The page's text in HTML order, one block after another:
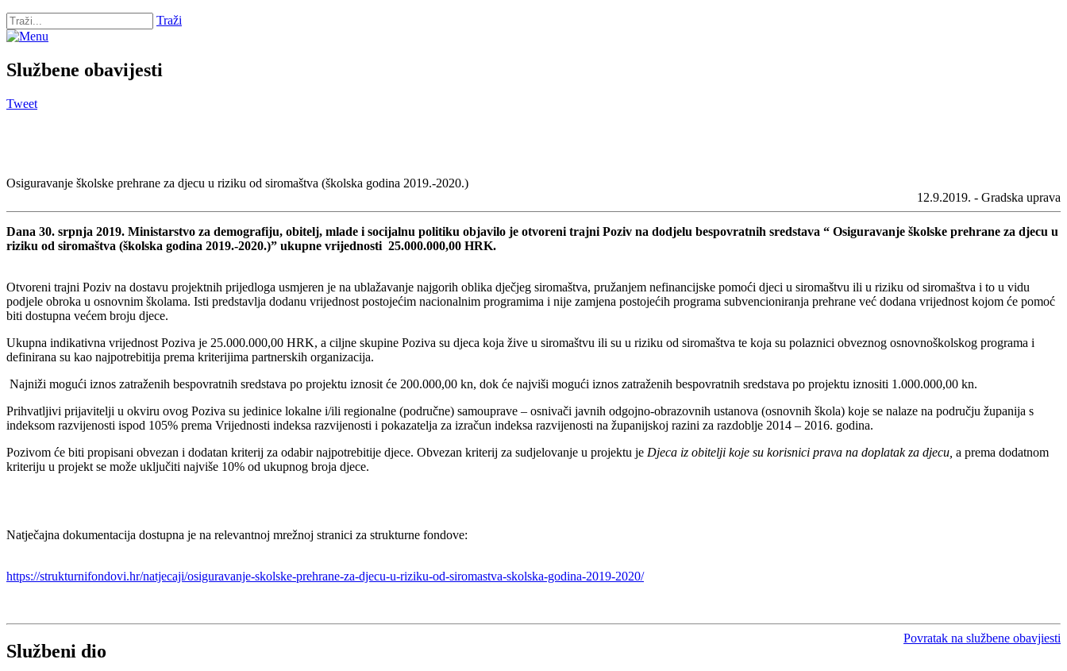
Traži
Službene obavijesti
Tweet
Osiguravanje školske prehrane za djecu u riziku od siromaštva (školska godina 2019.-2020.)
12.9.2019. - Gradska uprava
Dana 30. srpnja 2019. Ministarstvo za demografiju, obitelj, mlade i socijalnu politiku objavilo je otvoreni trajni Poziv na dodjelu bespovratnih sredstava “ Osiguravanje školske prehrane za djecu u
riziku od siromaštva (školska godina 2019.-2020.)” ukupne vrijednosti 25.000.000,00 HRK.
Otvoreni trajni Poziv na dostavu projektnih prijedloga usmjeren je na ublažavanje najgorih oblika dječjeg siromaštva, pružanjem nefinancijske pomoći djeci u siromaštvu ili u riziku od siromaštva i to u vidu
podjele obroka u osnovnim školama. Isti predstavlja dodanu vrijednost postojećim nacionalnim programima i nije zamjena postojećih programa subvencioniranja prehrane već dodana vrijednost kojom će pomoć
biti dostupna većem broju djece.
Ukupna indikativna vrijednost Poziva je 25.000.000,00 HRK, a ciljne skupine Poziva su djeca koja žive u siromaštvu ili su u riziku od siromaštva te koja su polaznici obveznog osnovnoškolskog programa i
definirana su kao najpotrebitija prema kriterijima partnerskih organizacija.
Najniži mogući iznos zatraženih bespovratnih sredstava po projektu iznosit će 200.000,00 kn, dok će najviši mogući iznos zatraženih bespovratnih sredstava po projektu iznositi 1.000.000,00 kn.
Prihvatljivi prijavitelji u okviru ovog Poziva su jedinice lokalne i/ili regionalne (područne) samouprave – osnivači javnih odgojno-obrazovnih ustanova (osnovnih škola) koje se nalaze na području županija s
indeksom razvijenosti ispod 105% prema Vrijednosti indeksa razvijenosti i pokazatelja za izračun indeksa razvijenosti na županijskoj razini za razdoblje 2014 – 2016. godina.
Pozivom će biti propisani obvezan i dodatan kriterij za odabir najpotrebitije djece. Obvezan kriterij za sudjelovanje u projektu je Djeca iz obitelji koje su korisnici prava na doplatak za djecu, a prema dodatnom
kriteriju u projekt se može uključiti najviše 10% od ukupnog broja djece.
Natječajna dokumentacija dostupna je na relevantnoj mrežnoj stranici za strukturne fondove:
https://strukturnifondovi.hr/natjecaji/osiguravanje-skolske-prehrane-za-djecu-u-riziku-od-siromastva-skolska-godina-2019-2020/
Povratak na službene obavjiesti
Službeni dio